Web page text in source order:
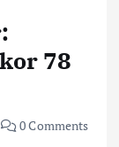
78
0 Comments